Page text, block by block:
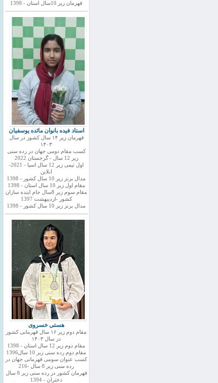
قهرمان زیر 10سال استان - 1398
استاد فیده بانوان مائده یوسفیان
قهرمان زیر ۱۴ سال کشور در سال
۱۴۰۳
کسب مقام دومی جهان در رده سنی
زیر 12 سال - گرجستان 2022
اول تیمی زیر 12 سال اسیا - 2021-
انلاین
مدال برنز زیر 10 سال کشور - 1398
مقام اول زیر 10 سال استان - 1398
مقام سوم زیر 8سال جام اینده سازان
کشور -اردیبهشت 1397
مدال برنز زیر 10 سال کشور - 1398
هستی خسروی
مقام دوم زیر ۱۶ سال قهرمانی کشور
در سال ۱۴۰۳
مقام دوم زیر 12 سال استان - 1398
مقام دوم رده سنی زیر 10 سال1396
کسب عنوان سومی قهرمانی جهان در
رده سنی زیر 8 سال -216
قهرمان کشور در رده سنی زیر 8 سال
دختران - 1394